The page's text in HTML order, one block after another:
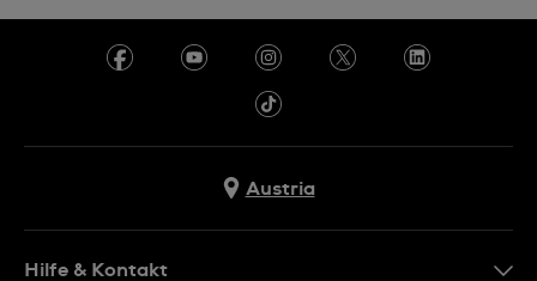
Austria
Hilfe & Kontakt